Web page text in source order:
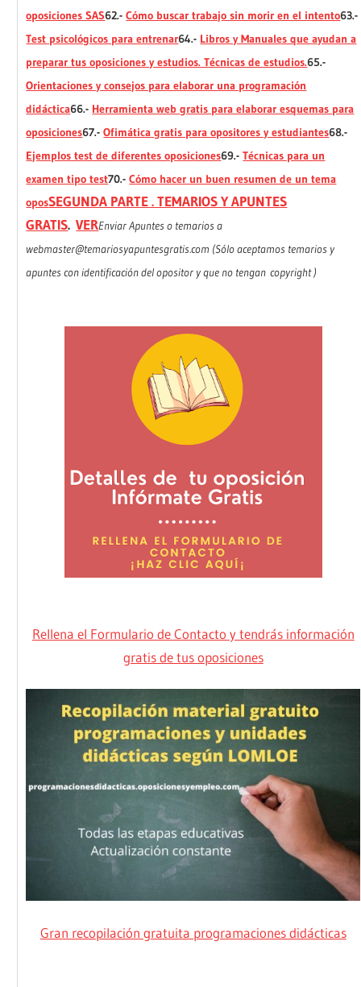
oposiciones SAS62.-Cómo buscar trabajo sin morir en el intento63.-
Test psicológicos para entrenar64.- Libros y Manuales que ayudan a
preparar tus oposiciones y estudios. Técnicas de estudios.65.-
Orientaciones y consejos para elaborar una programación
didáctica66.- Herramienta web gratis para elaborar esquemas para
oposiciones67.-Ofimática gratis para opositores y estudiantes68.-
Ejemplos test de diferentes oposiciones69.-Técnicas para un
examen tipo test70.- Cómo hacer un buen resumen de un tema
oposSEGUNDA PARTE . TEMARIOS Y APUNTES
GRATIS.VEREnviar Apuntes o temarios a
webmaster@temariosyapuntesgratis.com (Sólo aceptamos temarios y
apuntes con identificación del opositor y que no tengan copyright )
Rellena el Formulario de Contacto y tendrás información
gratis de tus oposiciones
Gran recopilación gratuita programaciones didácticas